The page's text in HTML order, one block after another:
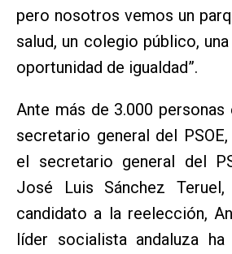
pero nosotros vemos un
salud, un colegio público,
oportunidad de igualdad”.
Ante más de 3.000
secretario general del
el secretario general del
José Luis Sánchez
candidato a la reelección,
líder socialista andaluza